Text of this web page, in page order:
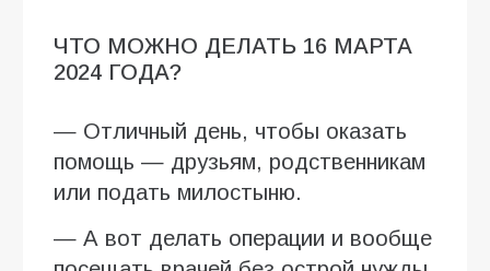
ЧТО МОЖНО ДЕЛАТЬ 16 МАРТА
2024 ГОДА?
— Отличный день, чтобы оказать
помощь — друзьям, родственникам
или подать милостыню.
— А вот делать операции и вообще